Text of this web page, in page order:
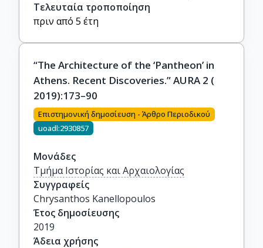
Τελευταία τροποποίηση
πριν από 5 έτη
“The Architecture of the ‘Pantheon’ in
Athens. Recent Discoveries.” AURA 2 (
2019):173–90
Επιστημονική δημοσίευση - Άρθρο Περιοδικού
uoadl:2930857
Μονάδες
Τμήμα Ιστορίας και Αρχαιολογίας
Συγγραφείς
Chrysanthos Kanellopoulos
Έτος δημοσίευσης
2019
Άδεια χρήσης